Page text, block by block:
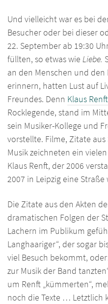
Und vielleicht war es bei
Besucher oder bei dieser
22. September ab 19:30
füllten, so etwas wie Liebe.
an den Menschen und den
erinnern, hatten Lust auf
Freundes. Denn Klaus Renft
Rocklegende, stand im
sein Musiker-Kollege und
vorstellte. Filme, Zitate
Musik zeichneten ein
Klaus Renft, der 2006
2007 in Leipzig eine
Die Zitate aus den Akten
dramatischen Folgen der
Lachern im Publikum
Langhaariger“, der sogar
viel Besuch bekommt,
zur Musik der Band
um Renft „kümmerten“,
noch die Texte … Letztlich